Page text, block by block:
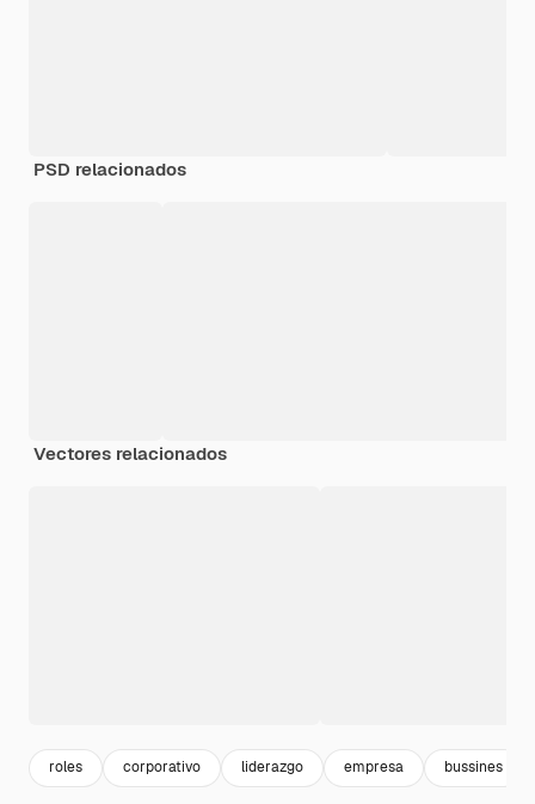
PSD relacionados
Vectores relacionados
roles corporativo liderazgo empresa bussines